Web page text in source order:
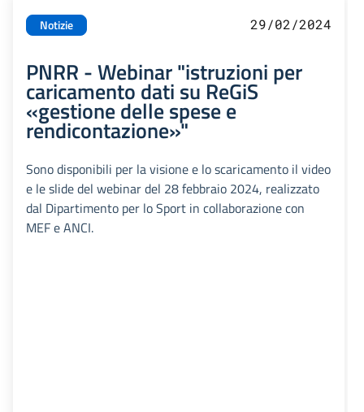
Notizie 29/02/2024
PNRR - Webinar "istruzioni per
caricamento dati su ReGiS
«gestione delle spese e
rendicontazione»"
Sono disponibili per la visione e lo scaricamento il video
e le slide del webinar del 28 febbraio 2024, realizzato
dal Dipartimento per lo Sport in collaborazione con
MEF e ANCI.